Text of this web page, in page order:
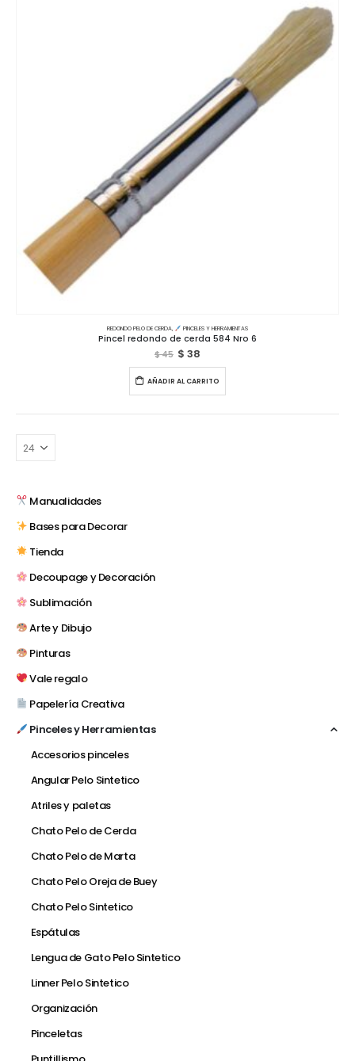
REDONDO PELO DE CERDA, PINCELES Y HERRAMIENTAS
Pincel redondo de cerda 584 Nro 6
$45 $ 38
AÑADIR AL CARRITO
Manualidades
Bases para Decorar
Tienda
Decoupage y Decoración
Sublimación
Arte y Dibujo
Pinturas
Vale regalo
Papelería Creativa
Pinceles y Herramientas
Accesorios pinceles
Angular Pelo Sintetico
Atriles y paletas
Chato Pelo de Cerda
Chato Pelo de Marta
Chato Pelo Oreja de Buey
Chato Pelo Sintetico
Espátulas
Lengua de Gato Pelo Sintetico
Linner Pelo Sintetico
Organización
Pinceletas